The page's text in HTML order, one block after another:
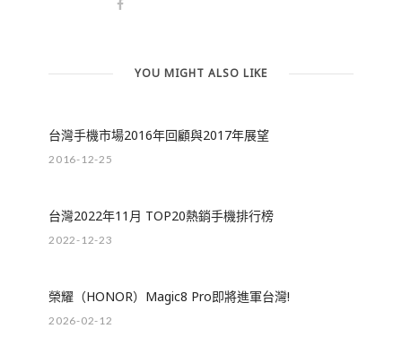
YOU MIGHT ALSO LIKE
台灣手機市場2016年回顧與2017年展望
2016-12-25
台灣2022年11月 TOP20熱銷手機排行榜
2022-12-23
榮耀（HONOR）Magic8 Pro即將進軍台灣!
2026-02-12